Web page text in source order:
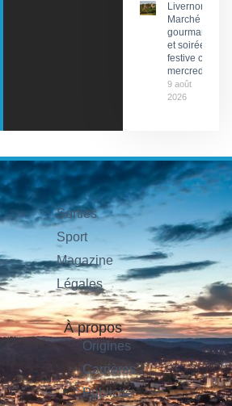
Livernon :
Marché
gourmand
et soirée
festive ce
mercredi
9 août
2026
Sorties
Sport
Magazine
Légales
À propos
Origines
Carrières
Publicité